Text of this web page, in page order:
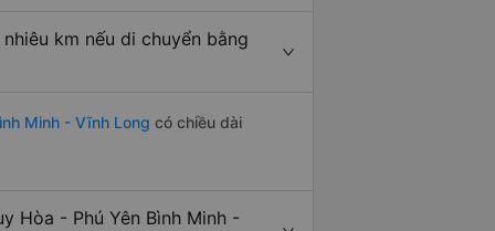
km nếu di chuyển bằng
Minh - Vĩnh Long có chiều dài
Hòa - Phú Yên Bình Minh -